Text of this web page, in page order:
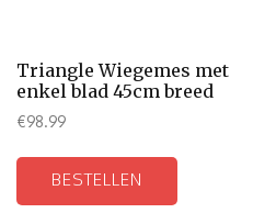
Triangle Wiegemes met
enkel blad 45cm breed
€98.99
BESTELLEN